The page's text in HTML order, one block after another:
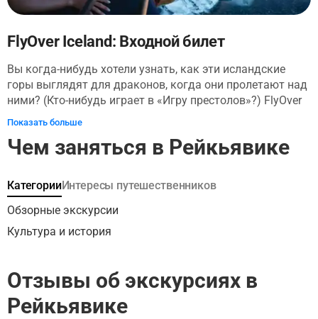
FlyOver Iceland: Входной билет
Вы когда-нибудь хотели узнать, как эти исландские
горы выглядят для драконов, когда они пролетают над
ними? (Кто-нибудь играет в «Игру престолов»?) FlyOver
Iceland использует самые современные технологии,
Будьте подвешены, свесив ноги, перед сферическим
прокатит вас по всей Исландии. Вы увидите
пересеченную местность, действующие вулканы и
многое другое! Здесь даже ветер, туман и запахи
делают его более реалистичным.
Показать больше
Чем заняться в Рейкьявике
КатегорииИнтересы путешественников
Обзорные экскурсии
Культура и история
Отзывы об экскурсиях в
Рейкьявике